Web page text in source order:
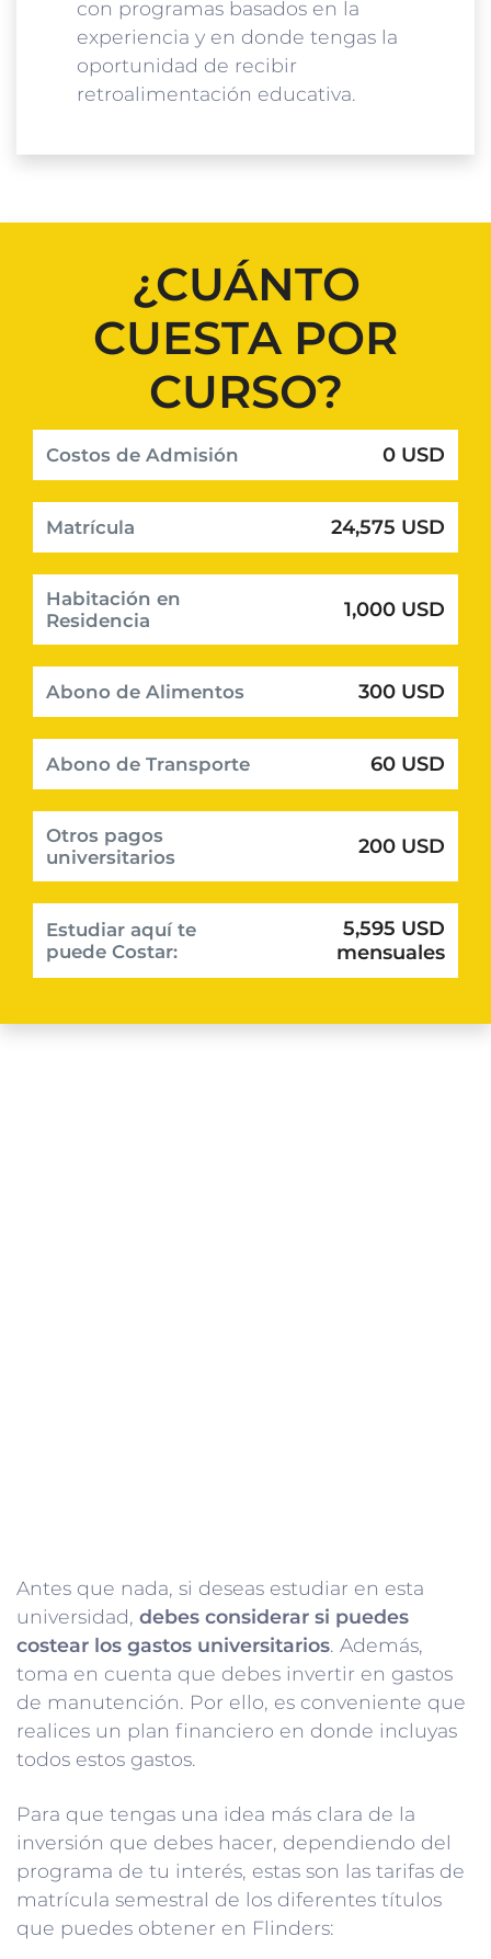
con programas basados en la
experiencia y en donde tengas la
oportunidad de recibir
retroalimentación educativa.
¿CUÁNTO
CUESTA POR
CURSO?
Costos de Admisión 0 USD
Matrícula 24,575 USD
Habitación en
Residencia
1,000 USD
Abono de Alimentos 300 USD
Abono de Transporte 60 USD
Otros pagos
universitarios
200 USD
Estudiar aquí te
puede Costar:
5,595 USD
mensuales
Antes que nada, si deseas estudiar en esta
universidad, debes considerar si puedes
costear los gastos universitarios. Además,
toma en cuenta que debes invertir en gastos
de manutención. Por ello, es conveniente que
realices un plan financiero en donde incluyas
todos estos gastos.
Para que tengas una idea más clara de la
inversión que debes hacer, dependiendo del
programa de tu interés, estas son las tarifas de
matrícula semestral de los diferentes títulos
que puedes obtener en Flinders: